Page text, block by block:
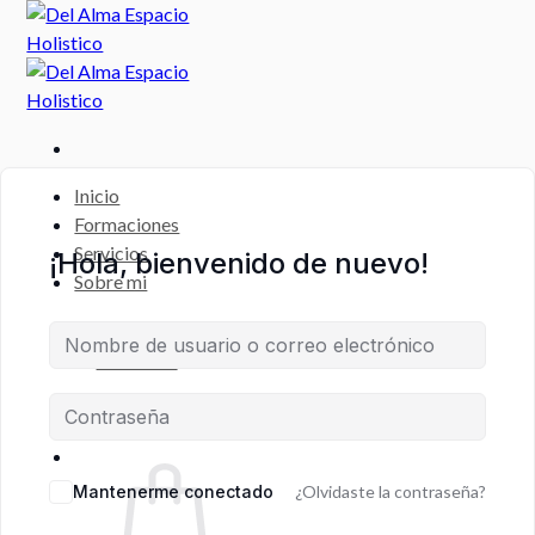
Saltar
contenido
Inicio
Formaciones
Servicios
Sobre mi
Escritorio
Registro de Estudiante
¡Hola, bienvenido de nuevo!
Mantenerme conectado ¿Olvidaste la contraseña?